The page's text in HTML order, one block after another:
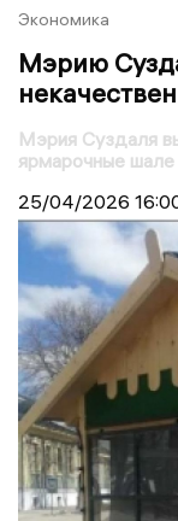
Экономика
Мэрию
Мэрия Суздаля
ярмарочные
25/04/2026